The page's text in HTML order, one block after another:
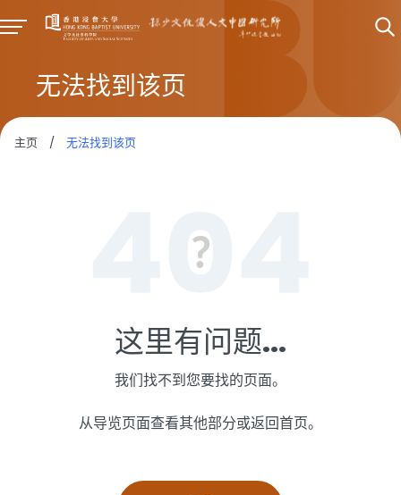
无法找到该页
主页 / 无法找到该页
这里有问题...
我们找不到您要找的页面。
从导览页面查看其他部分或返回首页。